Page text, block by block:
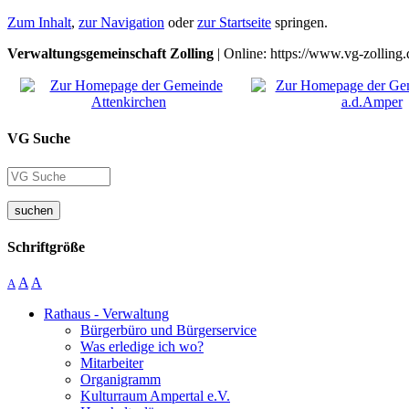
Zum Inhalt, zur Navigation oderzur Startseite springen.
Verwaltungsgemeinschaft Zolling | Online: https://www.vg-
VG Suche
suchen
Schriftgröße
A A A
Rathaus - Verwaltung
Bürgerbüro und Bürgerservice
Was erledige ich wo?
Mitarbeiter
Organigramm
Kulturraum Ampertal e.V.